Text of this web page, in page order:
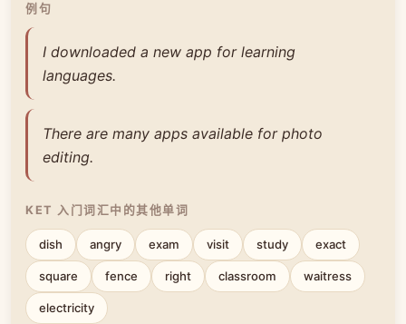
例句
I downloaded a new app for learning
languages.
There are many apps available for photo
editing.
KET 入门词汇中的其他单词
dish angry exam visit study exact
square fence right classroom waitress
electricity